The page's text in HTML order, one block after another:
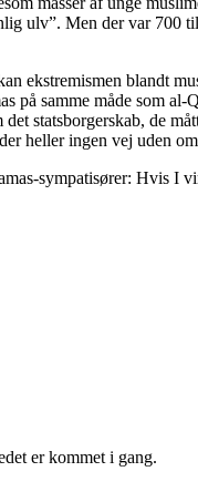
ulv”. Men der var 700
ekstremismen blandt
samme måde som al-
statsborgerskab, de
heller ingen vej uden
sympatisører: Hvis
er kommet i gang.